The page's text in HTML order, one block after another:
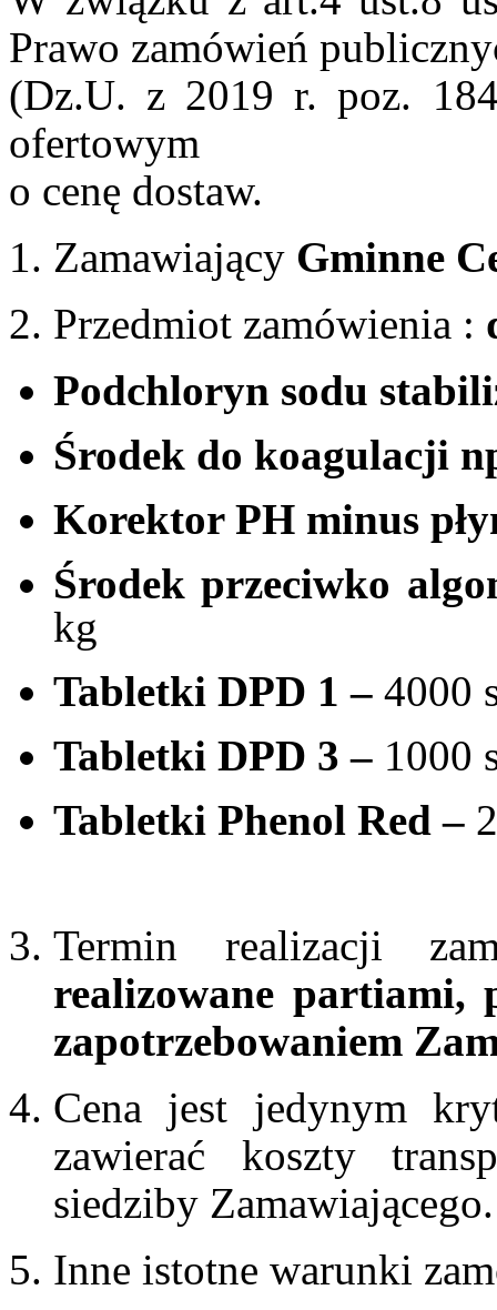
Prawo zamówień
(Dz.U. z 2019 r. poz.
ofertowym
o cenę dostaw.
Zamawiający Gminne
Przedmiot zamówienia :
Podchloryn sodu
Środek do koagulacji
Korektor PH minus
Środek przeciwko
kg
Tabletki DPD 1 – 4000
Tabletki DPD 3 – 1000
Tabletki Phenol Red –
Termin realizacji
realizowane partiami,
zapotrzebowaniem
Cena jest jedynym
zawierać koszty
siedziby Zamawiającego.
Inne istotne warunki